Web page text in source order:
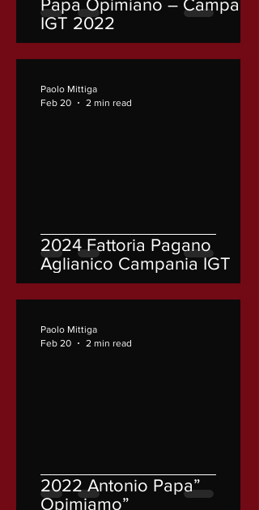
Papa Opimiano – Campania
IGT 2022
2024 Fattoria Pagano
Aglianico Campania IGT
Paolo Mittiga
Feb 20
2 min read
2022 Antonio Papa”
Opimiamo”
Paolo Mittiga
Feb 20
2 min read